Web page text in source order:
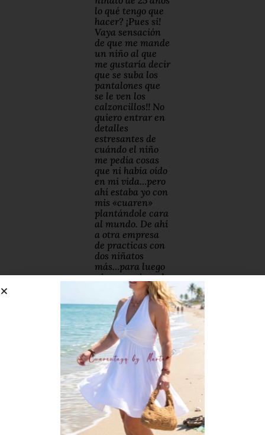
lo qué tengo que
hacer? ¡Pues si!
Vaya sensación
de que me mande
un niño al que
me gustaría decir
que se suba los
pantalones que
se le ven los
calzoncillos!! No
quiero entrar en
detalles
estresantes de
cuándo el niño
me pedía cosas
que ni había oído
en mi vida…pero
ahí estaba yo con
mis «cuaren»
plantándole cara
al mundo. De ahí
a otra empresa
de practicas con
dos niñatos
más…para luego
ni un gracias a la
despedida. En
fin…que visto lo
visto, con todo lo
aprendido en
este tiempo, que
no ha sido poco,
he decidido hacer
mis propias
practicas en una
empresa familiar
de reformas «Mi
Reforma
Económica«. Sigo
trabajando en la